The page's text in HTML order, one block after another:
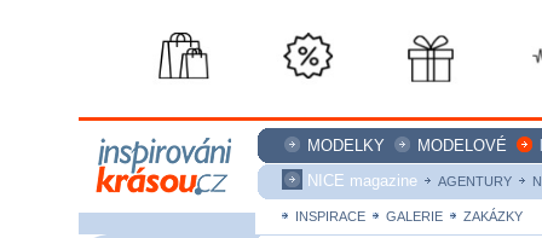
MODELKY MODELOVÉ
NICE magazine
AGENTURY
INSPIRACE GALERIE ZAKÁZKY